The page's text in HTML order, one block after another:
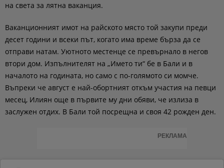
на света за лятна ваканция.
Ваканционният имот на райското място той закупи преди
десет години и всеки път, когато има време бърза да се
отправи натам. Уютното местенце се превърнало в негов
втори дом. Изпълнителят на „Името ти“ бе в Бали и в
началото на годината, но само с по-голямото си момче.
Въпреки че август е най-обортният откъм участия на певци
месец, Илиян още в първите му дни обяви, че излиза в
заслужен отдих. В Бали той посрещна и своя 42 рожден ден.
РЕКЛАМА